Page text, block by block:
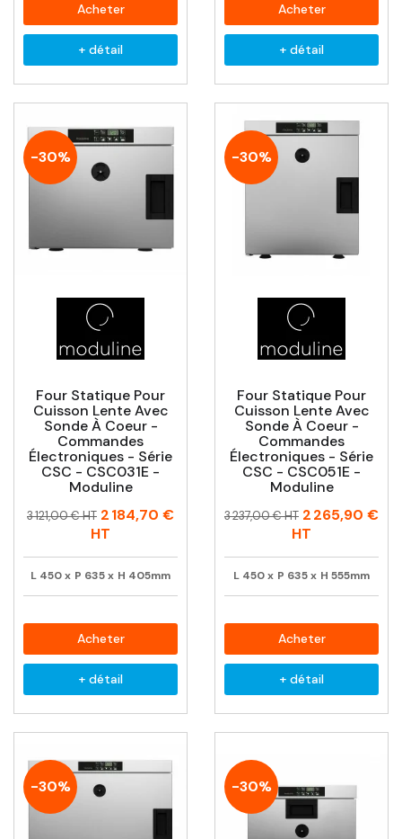
Acheter
+ détail
Acheter
+ détail
-30%
Four Statique Pour
Cuisson Lente Avec
Sonde À Coeur -
Commandes
Électroniques - Série
CSC - CSC031E -
Moduline
Prix
Prix
3 121,00 € HT 2 184,70 €
HT
L 450x P 635x H 405mm
Acheter
+ détail
-30%
Four Statique Pour
Cuisson Lente Avec
Sonde À Coeur -
Commandes
Électroniques - Série
CSC - CSC051E -
Moduline
Prix
Prix
3 237,00 € HT 2 265,90 €
HT
L 450x P 635x H 555mm
Acheter
+ détail
-30% -30%